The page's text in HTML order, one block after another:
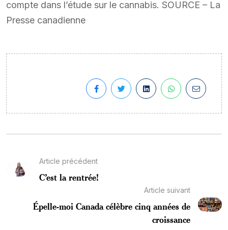
compte dans l’étude sur le cannabis. SOURCE – La
Presse canadienne
Article précédent
C’est la rentrée!
Article suivant
Épelle-moi Canada célèbre cinq années de
croissance